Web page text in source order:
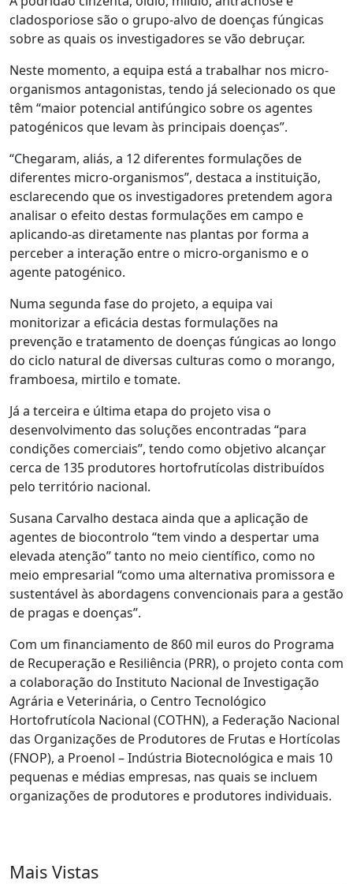
cladosporiose são o grupo-alvo de doenças fúngicas
sobre as quais os investigadores se vão debruçar.
Neste momento, a equipa está a trabalhar nos micro-
organismos antagonistas, tendo já selecionado os que
têm “maior potencial antifúngico sobre os agentes
patogénicos que levam às principais doenças”.
“Chegaram, aliás, a 12 diferentes formulações de
diferentes micro-organismos”, destaca a instituição,
esclarecendo que os investigadores pretendem agora
analisar o efeito destas formulações em campo e
aplicando-as diretamente nas plantas por forma a
perceber a interação entre o micro-organismo e o
agente patogénico.
Numa segunda fase do projeto, a equipa vai
monitorizar a eficácia destas formulações na
prevenção e tratamento de doenças fúngicas ao longo
do ciclo natural de diversas culturas como o morango,
framboesa, mirtilo e tomate.
Já a terceira e última etapa do projeto visa o
desenvolvimento das soluções encontradas “para
condições comerciais”, tendo como objetivo alcançar
cerca de 135 produtores hortofrutícolas distribuídos
pelo território nacional.
Susana Carvalho destaca ainda que a aplicação de
agentes de biocontrolo “tem vindo a despertar uma
elevada atenção” tanto no meio científico, como no
meio empresarial “como uma alternativa promissora e
sustentável às abordagens convencionais para a gestão
de pragas e doenças”.
Com um financiamento de 860 mil euros do Programa
de Recuperação e Resiliência (PRR), o projeto conta com
a colaboração do Instituto Nacional de Investigação
Agrária e Veterinária, o Centro Tecnológico
Hortofrutícola Nacional (COTHN), a Federação Nacional
das Organizações de Produtores de Frutas e Hortícolas
(FNOP), a Proenol – Indústria Biotecnológica e mais 10
pequenas e médias empresas, nas quais se incluem
organizações de produtores e produtores individuais.
Mais Vistas